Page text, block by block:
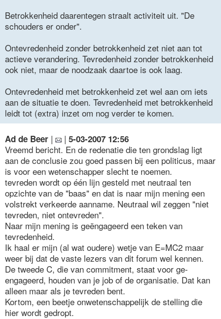
Betrokkenheid daarentegen straalt activiteit uit. "De
schouders er onder".
Ontevredenheid zonder betrokkenheid zet niet aan tot
actieve verandering. Tevredenheid zonder betrokkenheid
ook niet, maar de noodzaak daartoe is ook laag.
Ontevredenheid met betrokkenheid zet wel aan om iets
aan de situatie te doen. Tevredenheid met betrokkenheid
leidt tot (extra) inzet om nog verder te komen.
Ad de Beer | | 5-03-2007 12:56
Vreemd bericht. En de redenatie die ten grondslag ligt
aan de conclusie zou goed passen bij een politicus, maar
is voor een wetenschapper slecht te noemen.
tevreden wordt op één lijn gesteld met neutraal ten
opzichte van de "baas" en dat is naar mijn mening een
volstrekt verkeerde aanname. Neutraal wil zeggen "niet
tevreden, niet ontevreden".
Naar mijn mening is geëngageerd een teken van
tevredenheid.
Ik haal er mijn (al wat oudere) wetje van E=MC2 maar
weer bij dat de vaste lezers van dit forum wel kennen.
De tweede C, die van commitment, staat voor ge-
engageerd, houden van je job of de organisatie. Dat kan
alleen maar als je tevreden bent.
Kortom, een beetje onwetenschappelijk de stelling die
hier wordt gedropt.